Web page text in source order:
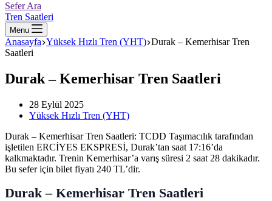
Sefer Ara
Tren Saatleri
Menu
Anasayfa Yüksek Hızlı Tren (YHT) Durak – Kemerhisar Tren
Saatleri
Durak – Kemerhisar Tren Saatleri
28 Eylül 2025
Yüksek Hızlı Tren (YHT)
Durak – Kemerhisar Tren Saatleri: TCDD Taşımacılık tarafından
işletilen ERCİYES EKSPRESİ, Durak’tan saat 17:16’da
kalkmaktadır. Trenin Kemerhisar’a varış süresi 2 saat 28 dakikadır.
Bu sefer için bilet fiyatı 240 TL’dir.
Durak – Kemerhisar Tren Saatleri